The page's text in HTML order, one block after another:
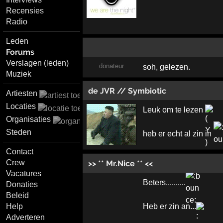
Recensies
Radio
Leden
Forums
Verslagen (leden)
Muziek
Artiesten
Locaties
Organisaties
Steden
Contact
Crew
Vacatures
Donaties
Beleid
Help
Adverteren
donateur soh, gelezen.
de JVR // Symbiotic
Leuk om te lezen
heb er echt al zin in
>> ** Mr.Nice ** <<
Beters..........
Heb er zin an...